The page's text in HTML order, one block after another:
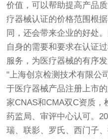
价值，可以帮助提高产品
疗器械认证的价格范围根
同，还会带来企业的好处
自身的需要和要求在认证
服务，为医疗器械的有序发
"上海创京检测技术有限公
于医疗器械产品注册上市
家CNAS和CMA双C资质
药监局、审评中心认可。
瑞、联影、罗氏、西门子